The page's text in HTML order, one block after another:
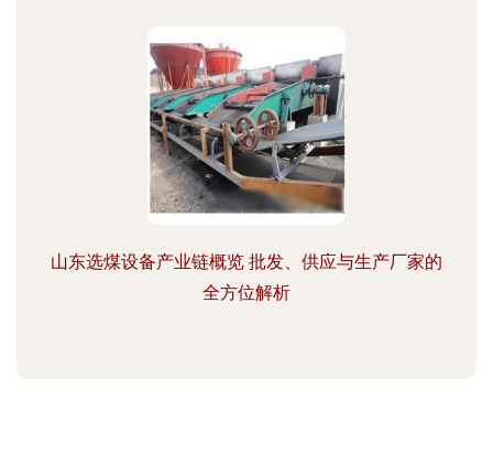
山东选煤设备产业链概览 批发、供应与生产厂家的
全方位解析